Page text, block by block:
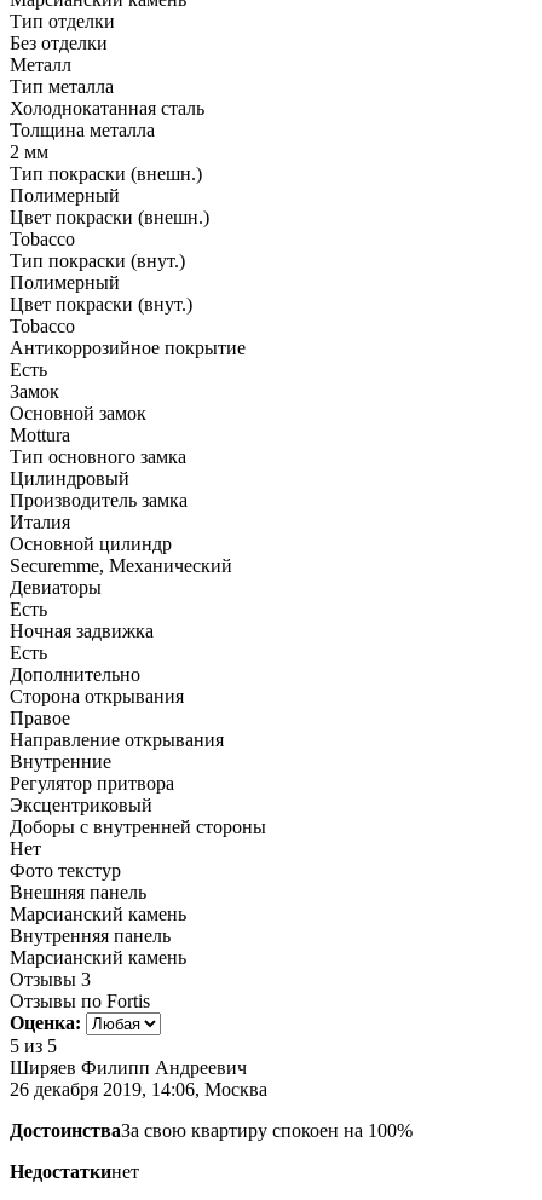
Тип отделки
Без отделки
Металл
Тип металла
Холоднокатанная сталь
Толщина металла
2 мм
Тип покраски (внешн.)
Полимерный
Цвет покраски (внешн.)
Tobacco
Тип покраски (внут.)
Полимерный
Цвет покраски (внут.)
Tobacco
Антикоррозийное покрытие
Есть
Замок
Основной замок
Mottura
Тип основного замка
Цилиндровый
Производитель замка
Италия
Основной цилиндр
Securemme, Механический
Девиаторы
Есть
Ночная задвижка
Есть
Дополнительно
Сторона открывания
Правое
Направление открывания
Внутренние
Регулятор притвора
Эксцентриковый
Доборы с внутренней стороны
Нет
Фото текстур
Внешняя панель
Марсианский камень
Внутренняя панель
Марсианский камень
Отзывы 3
Отзывы по Fortis
Оценка:
5 из 5
Ширяев Филипп Андреевич
26 декабря 2019, 14:06, Москва
ДостоинстваЗа свою квартиру спокоен на 100%
Недостаткинет